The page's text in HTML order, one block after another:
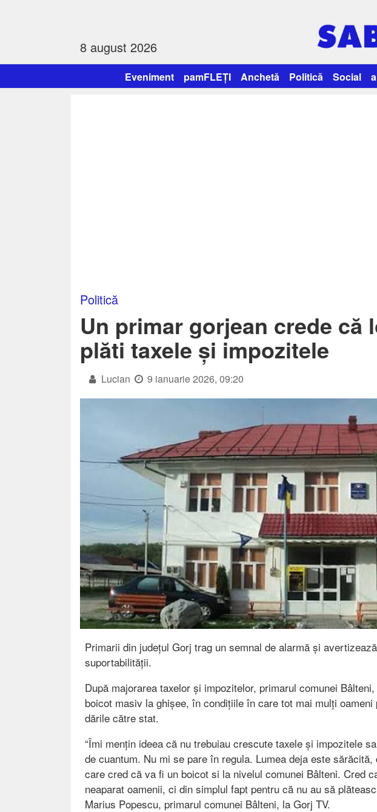
8 august 2026
Eveniment pamFLEȚI Anchetă Politică Social
Politică
Un primar gorjean crede că
plăti taxele și impozitele
Lucian 9 ianuarie 2026, 09:20
Primarii din județul Gorj trag un semnal de alarmă și
suportabilității.
După majorarea taxelor și impozitelor, primarul comunei
boicot masiv la ghișee, în condițiile în care tot mai mulți
dările către stat.
“Îmi mențin ideea că nu trebuiau crescute taxele și impozitele
de cuantum. Nu mi se pare în regula. Lumea deja este
care cred că va fi un boicot si la nivelul comunei Bâlteni. Cred
neaparat oamenii, ci din simplul fapt pentru că nu au să
Marius Popescu, primarul comunei Bâlteni, la Gorj TV.